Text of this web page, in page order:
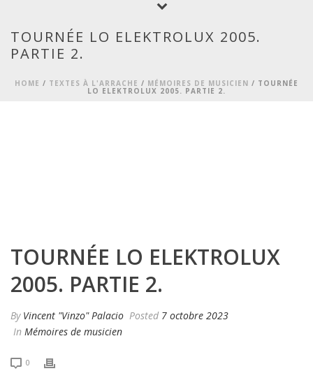
TOURNÉE LO ELEKTROLUX 2005.
PARTIE 2.
HOME / TEXTES À L'ARRACHE / MÉMOIRES DE MUSICIEN / TOURNÉE
LO ELEKTROLUX 2005. PARTIE 2.
TOURNÉE LO ELEKTROLUX
2005. PARTIE 2.
By Vincent "Vinzo" Palacio Posted 7 octobre 2023
In Mémoires de musicien
0